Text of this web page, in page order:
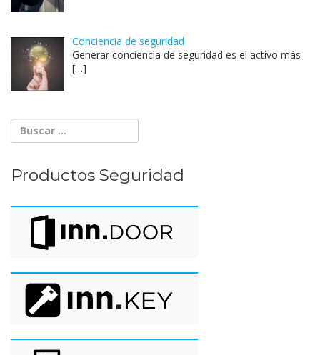
Conciencia de seguridad
Generar conciencia de seguridad es el activo más
[…]
Productos Seguridad